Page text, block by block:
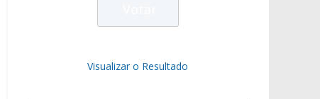
Visualizar o Resultado